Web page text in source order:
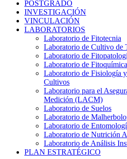
POSTGRADO
INVESTIGACIÓN
VINCULACIÓN
LABORATORIOS
Laboratorio de Fitotecnia
Laboratorio de Cultivo de
Laboratorio de
Laboratorio de Fitoquímica
Laboratorio de Fisiología
Cultivos
Laboratorio para el
Medición (LACM)
Laboratorio de Suelos
Laboratorio de
Laboratorio de
Laboratorio de Nutrición
Laboratorio de Análisis
PLAN ESTRATÉGICO